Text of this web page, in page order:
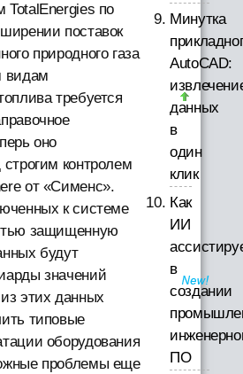
по
поставок
природного газа
видам
требуется
оно
строгим контролем
от «Сименс».
к системе
защищенную
будут
значений
этих данных
типовые
оборудования
проблемы еще
Минутка
AutoCAD:
данных
в
один
клик
Как
ИИ
в
создании
ПО